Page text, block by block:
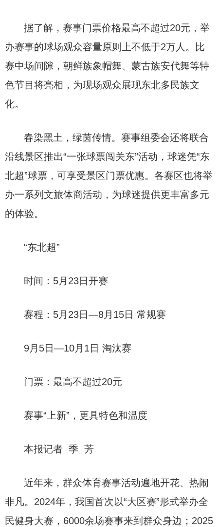
据了解，赛事门票价格最高不超过20元，举
办赛事的球场观众容量原则上不低于2万人。比
赛中场间隙，朝鲜族象帽舞、蒙古族安代舞等特
色节目将亮相，为现场观众展现东北多民族文
化。
春染黑土，绿茵传情。赛事组委会还将联合
沿线景区推出“一张球票闯关东”活动，球迷凭“东
北超”球票，可享受景区门票优惠。各赛区也将举
办一系列文旅体商活动，为球迷提供更丰富多元
的体验。
“东北超”
时间：5月23日开赛
赛程：5月23日—8月15日 常规赛
9月5日—10月1日 淘汰赛
门票：最高不超过20元
赛事“上新”，更具特色和温度
本报记者 季 芳
近年来，群众体育赛事活动遍地开花、热闹
非凡。2024年，我国首次以“大区赛”形式举办全
民健身大赛，6000余场赛事来到群众身边；2025